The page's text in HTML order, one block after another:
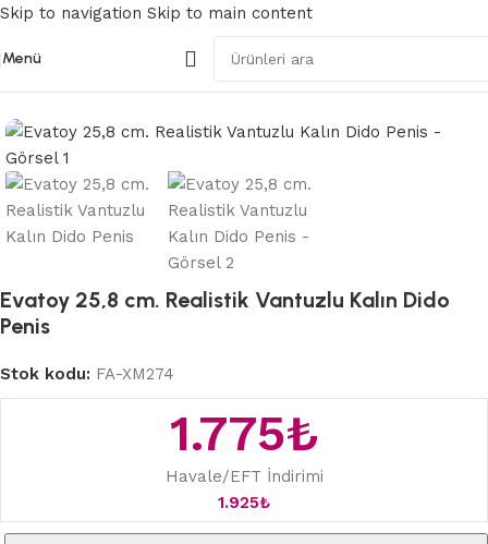
Skip to navigation Skip to main content
Menü
Gerçekçi Dildolar
Evatoy 25,8 cm. Realistik Vantuzlu Kalın Dido
Penis
Stok kodu: FA-XM274
1.775₺
Havale/EFT İndirimi
1.925₺